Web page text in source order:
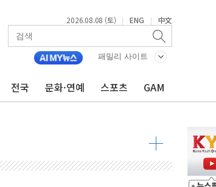
2026.08.08 (토) | ENG | 中文
패밀리 사이트
전국 문화·연예 스포츠 GAM
위협에 맞설 자체 억지력 강화
'활짝'